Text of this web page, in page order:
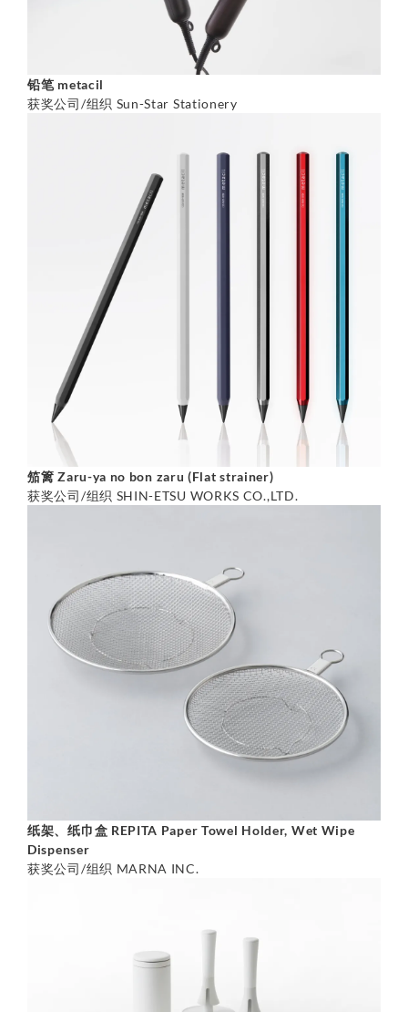
铅笔 metacil
获奖公司/组织 Sun-Star Stationery
笳篱 Zaru-ya no bon zaru (Flat strainer)
获奖公司/组织 SHIN-ETSU WORKS CO.,LTD.
纸架、纸巾盒 REPITA Paper Towel Holder, Wet Wipe
Dispenser
获奖公司/组织 MARNA INC.